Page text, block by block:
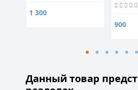
1 300
900
Данный товар